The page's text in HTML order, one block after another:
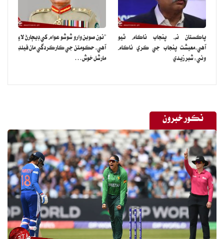
پاڪستان نه، پنجاب ناڪام ٿيو
آهي،معيشت پنجاب جي ڪري ناڪام
وئي: شبر زيدي
”نون صوبن وارو شوشو عوام کي ڊيڄارڻ لاءِ
آهي، حڪومتن جي ڪارڪردگي مان فيلڊ
مارشل خوش…
نڪور خبرون